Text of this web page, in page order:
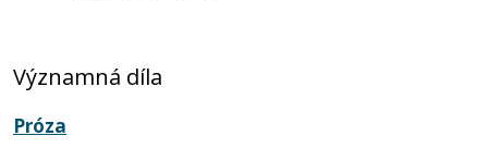
Významná díla
Próza